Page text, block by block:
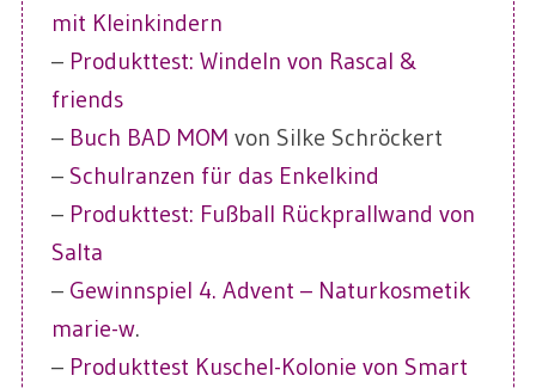
mit Kleinkindern
– Produkttest: Windeln von Rascal &
friends
– Buch BAD MOM von Silke Schröckert
– Schulranzen für das Enkelkind
– Produkttest: Fußball Rückprallwand von
Salta
– Gewinnspiel 4. Advent – Naturkosmetik
marie-w.
– Produkttest Kuschel-Kolonie von Smart